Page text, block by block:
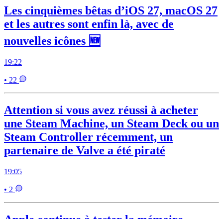
Les cinquièmes bêtas d’iOS 27, macOS 27
et les autres sont enfin là, avec de
nouvelles icônes 🆕
19:22
• 22
Attention si vous avez réussi à acheter
une Steam Machine, un Steam Deck ou un
Steam Controller récemment, un
partenaire de Valve a été piraté
19:05
• 2